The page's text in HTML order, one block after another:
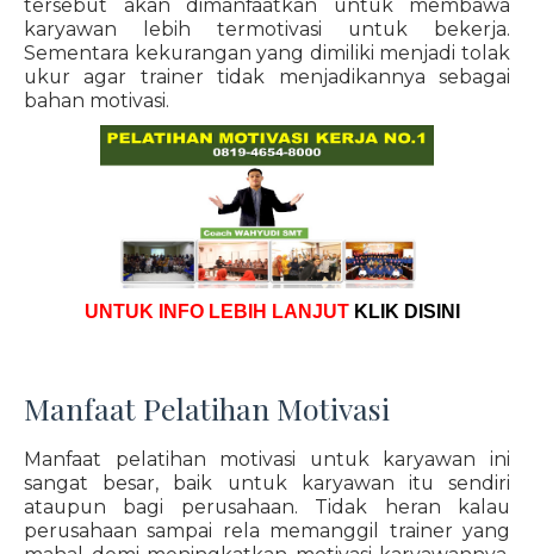
tersebut akan dimanfaatkan untuk membawa
karyawan lebih termotivasi untuk bekerja.
Sementara kekurangan yang dimiliki menjadi tolak
ukur agar trainer tidak menjadikannya sebagai
bahan motivasi.
UNTUK INFO LEBIH LANJUT KLIK DISINI
Manfaat Pelatihan Motivasi
Manfaat pelatihan motivasi untuk karyawan ini
sangat besar, baik untuk karyawan itu sendiri
ataupun bagi perusahaan. Tidak heran kalau
perusahaan sampai rela memanggil trainer yang